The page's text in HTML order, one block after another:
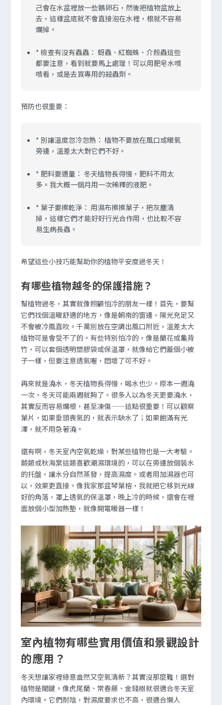
己會在水盆裡放一些鵝卵石，然後把植物盆放上
去，這樣盆底就不會直接泡在水裡，根就不容易
爛掉。
*檢查有沒有蟲蟲： 蚜蟲、紅蜘蛛、介殼蟲這些
都要注意，看到就要馬上處理！可以用肥皂水噴
噴看，或是去買專用的殺蟲劑。
預防也很重要：
* 別讓溫度忽冷忽熱： 植物不要放在風口或暖氣
旁邊，溫差太大對它們不好。
* 肥料要適量： 冬天植物長得慢，肥料不用太
多。我大概一個月用一次稀釋的液肥。
* 葉子要擦乾淨： 用濕布擦擦葉子，把灰塵清
掉，這樣它們才能好好行光合作用，也比較不容
易生病長蟲。
希望這些小技巧能幫助你的植物平安度過冬天！
有哪些植物越冬的保護措施？
幫植物過冬，其實就像照顧怕冷的朋友一樣！首先，要幫
它們找個溫暖舒適的地方，像是朝南的窗邊，陽光充足又
不會被冷風直吹。千萬別放在空調出風口附近，溫差太大
植物可是會受不了的。有些特別怕冷的，像是蘭花或龜背
竹，可以套個透明塑膠袋或保溫罩，就像給它們蓋個小被
子一樣，但要注意透氣喔，悶壞了可不好。
再來就是澆水，冬天植物長得慢，喝水也少。原本一週澆
一次，冬天可能兩週就夠了。很多人以為冬天更要澆水，
其實反而容易爛根，甚至凍傷——這點很重要！可以觀察
葉片，如果垂頭喪氣的，就表示缺水了；如果飽滿有光
澤，就不用急著澆。
還有啊，冬天室內空氣乾燥，對某些植物也是一大考驗。
蕨類或秋海棠這類喜歡潮濕環境的，可以在旁邊放個裝水
的托盤，讓水分自然蒸發，提高濕度。或者用加濕器也可
以，效果更直接。像我家那盆琴葉榕，我就把它移到光線
好的角落，罩上透氣的保溫罩，晚上冷的時候，還會在裡
面放個小型加熱墊，就像開電暖器一樣！
室內植物有哪些實用價值和景觀設計
的應用？
冬天想讓家裡綠意盎然又空氣清新？其實沒那麼難！選對
植物是關鍵。像虎尾蘭、常春藤、金錢樹就很適合冬天室
內環境。它們耐陰，對濕度要求也不高，很適合懶人